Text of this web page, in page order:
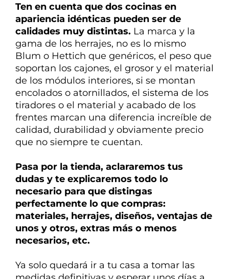
Ten en cuenta que dos cocinas en
apariencia idénticas pueden ser de
calidades muy distintas. La marca y la
gama de los herrajes, no es lo mismo
Blum o Hettich que genéricos, el peso que
soportan los cajones, el grosor y el material
de los módulos interiores, si se montan
encolados o atornillados, el sistema de los
tiradores o el material y acabado de los
frentes marcan una diferencia increíble de
calidad, durabilidad y obviamente precio
que no siempre te cuentan.
Pasa por la tienda, aclararemos tus
dudas y te explicaremos todo lo
necesario para que distingas
perfectamente lo que compras:
materiales, herrajes, diseños, ventajas de
unos y otros, extras más o menos
necesarios, etc.
Ya solo quedará ir a tu casa a tomar las